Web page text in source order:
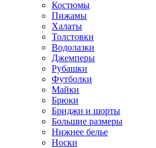
Костюмы
Пижамы
Халаты
Толстовки
Водолазки
Джемперы
Рубашки
Футболки
Майки
Брюки
Бриджи и шорты
Большие размеры
Нижнее белье
Носки